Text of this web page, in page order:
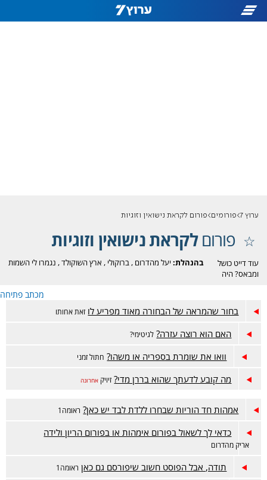
ערוץ 7 פורומים פורום לקראת נישואין וזוגיות
פורוםלקראת נישואין וזוגיות
בהנהלת: יעל מהדרום ,ברוקולי , ארץ השוקולד, נגמרו לי השמות
עוד דייט כושל
ומבאס? היה
טוב? זה המקום.
מכתב פתיחה
בחור שהמראה של הבחורה מאוד מפריע לו זאת אחותו
האם הוא רוצה עזרה? לגיטימי?
וואו את שומרת בספריה או משהו? חתול זמני
מה קובע לדעתך שהוא בררן מדי? זיויק אחרונה
אמהות חד הוריות שבחרו ללדת לבד יש כאן? ראומה1
כדאי לך לשאול בפורום אימהות או בפורום הריון ולידה
אריק מהדרום
תודה, אבל הפוסט חשוב שיפורסם גם כאן ראומה1